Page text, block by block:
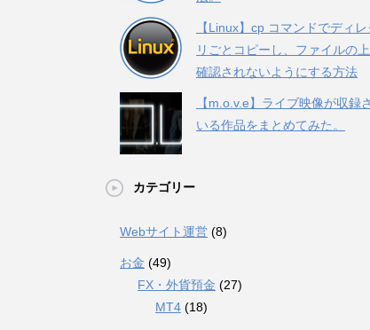
【Linux】cp コマンドでディレ
リごとコピーし、ファイルの
確認されないようにする方法
【m.o.v.e】ライブ映像が収録
いる作品をまとめてみた。
カテゴリー
Webサイト運営 (8)
お金 (49)
FX・外貨預金 (27)
MT4 (18)